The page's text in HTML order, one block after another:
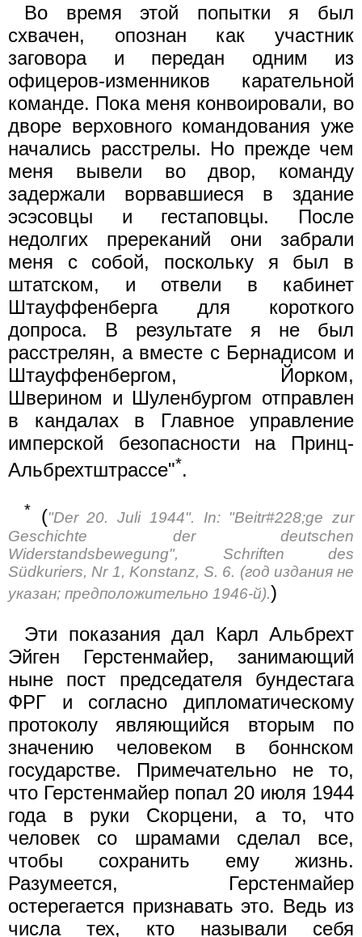
Во время этой попытки я был
схвачен, опознан как участник
заговора и передан одним из
офицеров-изменников карательной
команде. Пока меня конвоировали, во
дворе верховного командования уже
начались расстрелы. Но прежде чем
меня вывели во двор, команду
задержали ворвавшиеся в здание
эсэсовцы и гестаповцы. После
недолгих пререканий они забрали
меня с собой, поскольку я был в
штатском, и отвели в кабинет
Штауффенберга для короткого
допроса. В результате я не был
расстрелян, а вместе с Бернадисом и
Штауффенбергом, Йорком,
Шверином и Шуленбургом отправлен
в кандалах в Главное управление
имперской безопасности на Принц-
Альбрехтштрассе"*.
* ("Der 20. Juli 1944". In: "Beitr#228;ge zur
Geschichte der deutschen
Widerstandsbewegung", Schriften des
Südkuriers, Nr 1, Konstanz, S. 6. (год издания не
указан; предположительно 1946-й).)
Эти показания дал Карл Альбрехт
Эйген Герстенмайер, занимающий
ныне пост председателя бундестага
ФРГ и согласно дипломатическому
протоколу являющийся вторым по
значению человеком в боннском
государстве. Примечательно не то,
что Герстенмайер попал 20 июля 1944
года в руки Скорцени, а то, что
человек со шрамами сделал все,
чтобы сохранить ему жизнь.
Разумеется, Герстенмайер
остерегается признавать это. Ведь из
числа тех, кто называли себя